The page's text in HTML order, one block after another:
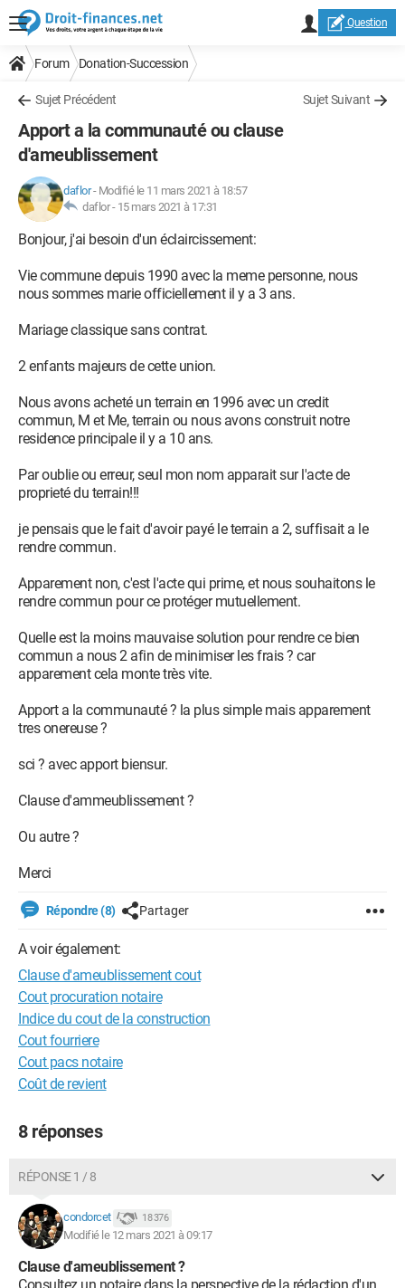
Question
Forum Donation-Succession
Sujet Précédent Sujet Suivant
Apport a la communauté ou clause
d'ameublissement
daflor- Modifié le 11 mars 2021 à 18:57
daflor - 15 mars 2021 à 17:31
Bonjour, j'ai besoin d'un éclaircissement:
Vie commune depuis 1990 avec la meme personne, nous
nous sommes marie officiellement il y a 3 ans.
Mariage classique sans contrat.
2 enfants majeurs de cette union.
Nous avons acheté un terrain en 1996 avec un credit
commun, M et Me, terrain ou nous avons construit notre
residence principale il y a 10 ans.
Par oublie ou erreur, seul mon nom apparait sur l'acte de
proprieté du terrain!!!
je pensais que le fait d'avoir payé le terrain a 2, suffisait a le
rendre commun.
Apparement non, c'est l'acte qui prime, et nous souhaitons le
rendre commun pour ce protéger mutuellement.
Quelle est la moins mauvaise solution pour rendre ce bien
commun a nous 2 afin de minimiser les frais ? car
apparement cela monte très vite.
Apport a la communauté ? la plus simple mais apparement
tres onereuse ?
sci ? avec apport biensur.
Clause d'ammeublissement ?
Ou autre ?
Merci
Répondre (8) Partager
A voir également:
Clause d'ameublissement cout
Cout procuration notaire
Indice du cout de la construction
Cout fourriere
Cout pacs notaire
Coût de revient
8 réponses
RÉPONSE 1 / 8
condorcet 18 376
Modifié le 12 mars 2021 à 09:17
Clause d'ameublissement ?